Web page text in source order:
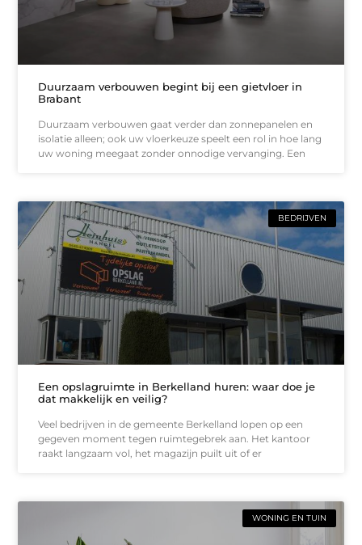
Duurzaam verbouwen begint bij een gietvloer in
Brabant
Duurzaam verbouwen gaat verder dan zonnepanelen en
isolatie alleen; ook uw vloerkeuze speelt een rol in hoe lang
uw woning meegaat zonder onnodige vervanging. Een
BEDRIJVEN
Een opslagruimte in Berkelland huren: waar doe je
dat makkelijk en veilig?
Veel bedrijven in de gemeente Berkelland lopen op een
gegeven moment tegen ruimtegebrek aan. Het kantoor
raakt langzaam vol, het magazijn puilt uit of er
WONING EN TUIN